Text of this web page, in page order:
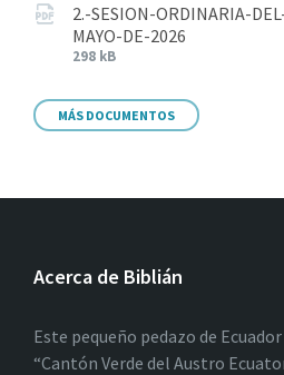
2.-SESION-ORDINARIA-
MAYO-DE-2026
298 kB
MÁS DOCUMENTOS
Acerca de Biblián
Este pequeño pedazo de
“Cantón Verde del Austro